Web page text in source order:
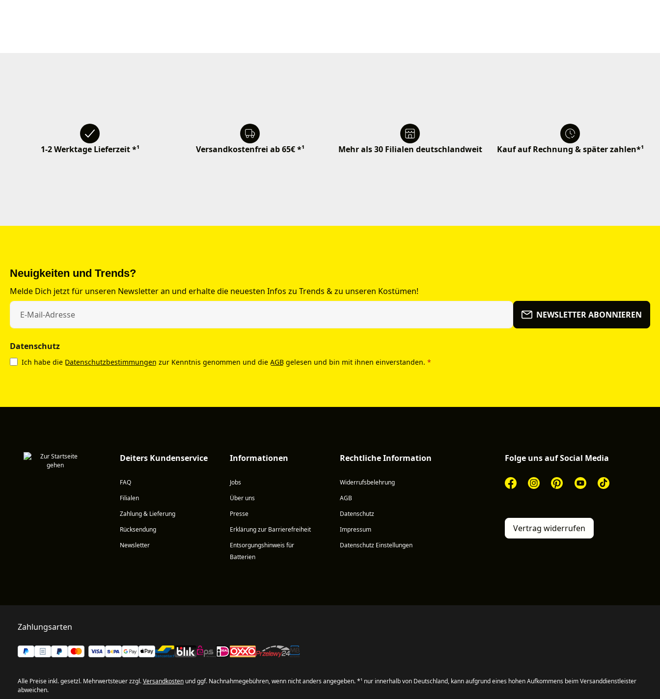
1-2 Werktage Lieferzeit *¹ Versandkostenfrei ab 65€ *¹ Mehr als 30 Filialen deutschlandweit Kauf auf Rechnung & später zahlen*¹
Neuigkeiten und Trends?
Melde Dich jetzt für unseren Newsletter an und erhalte die neuesten Infos zu Trends & zu unseren Kostümen!
NEWSLETTER ABONNIEREN
Datenschutz
Ich habe die Datenschutzbestimmungen zur Kenntnis genommen und die AGB gelesen und bin mit ihnen einverstanden. *
Deiters Kundenservice
FAQ
Filialen
Zahlung & Lieferung
Rücksendung
Newsletter
Informationen
Jobs
Über uns
Presse
Erklärung zur Barrierefreiheit
Entsorgungshinweis für
Batterien
Rechtliche Information
Widerrufsbelehrung
AGB
Datenschutz
Impressum
Datenschutz Einstellungen
Folge uns auf Social Media
Vertrag widerrufen
Zahlungsarten
Alle Preise inkl. gesetzl. Mehrwertsteuer zzgl.Versandkosten und ggf. Nachnahmegebühren, wenn nicht anders angegeben. *¹ nur innerhalb von Deutschland, kann aufgrund eines hohen Aufkommens beim Versanddienstleister
abweichen.